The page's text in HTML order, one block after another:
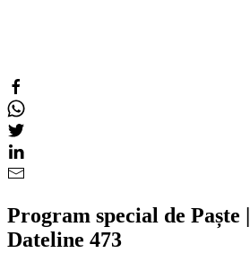
Program special de Paște
Dateline 473